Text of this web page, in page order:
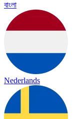
বাংলা
Nederlands